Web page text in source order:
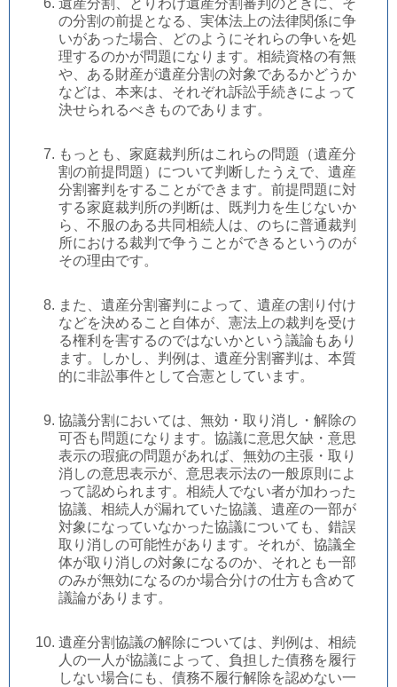
遺産分割、とりわけ遺産分割審判のときに、そ
の分割の前提となる、実体法上の法律関係に争
いがあった場合、どのようにそれらの争いを処
理するのかが問題になります。相続資格の有無
や、ある財産が遺産分割の対象であるかどうか
などは、本来は、それぞれ訴訟手続きによって
決せられるべきものであります。
もっとも、家庭裁判所はこれらの問題（遺産分
割の前提問題）について判断したうえで、遺産
分割審判をすることができます。前提問題に対
する家庭裁判所の判断は、既判力を生じないか
ら、不服のある共同相続人は、のちに普通裁判
所における裁判で争うことができるというのが
その理由です。
また、遺産分割審判によって、遺産の割り付け
などを決めること自体が、憲法上の裁判を受け
る権利を害するのではないかという議論もあり
ます。しかし、判例は、遺産分割審判は、本質
的に非訟事件として合憲としています。
協議分割においては、無効・取り消し・解除の
可否も問題になります。協議に意思欠缺・意思
表示の瑕疵の問題があれば、無効の主張・取り
消しの意思表示が、意思表示法の一般原則によ
って認められます。相続人でない者が加わった
協議、相続人が漏れていた協議、遺産の一部が
対象になっていなかった協議についても、錯誤
取り消しの可能性があります。それが、協議全
体が取り消しの対象になるのか、それとも一部
のみが無効になるのか場合分けの仕方も含めて
議論があります。
遺産分割協議の解除については、判例は、相続
人の一人が協議によって、負担した債務を履行
しない場合にも、債務不履行解除を認めない一